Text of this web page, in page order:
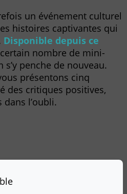
un événement culturel
histoires captivantes qui
Disponible depuis ce
nombre de mini-
s’y penche de nouveau.
présentons cinq
des critiques positives,
l’oubli.